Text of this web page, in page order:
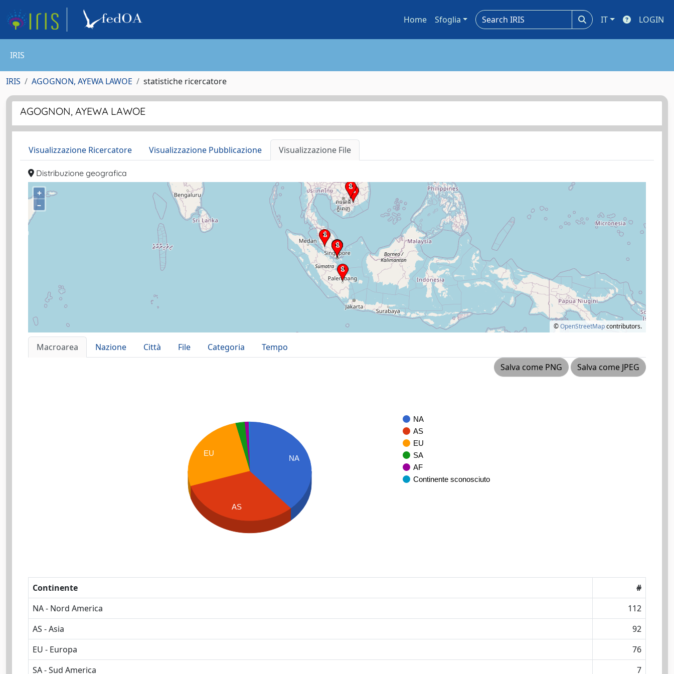
Home Sfoglia IT LOGIN
IRIS
IRIS AGOGNON, AYEWA LAWOE statistiche ricercatore
AGOGNON, AYEWA LAWOE
Visualizzazione Ricercatore Visualizzazione Pubblicazione Visualizzazione File
Distribuzione geografica
+
–
©OpenStreetMapcontributors.
Macroarea Nazione Città File Categoria
Tempo
Salva come PNG
Salva come JPEG
NA
AS
EU
SA
AF
Continente sconosciuto
NA
EU
AS
Continente
#
NA - Nord America
112
AS - Asia
92
EU - Europa
76
SA - Sud America
7